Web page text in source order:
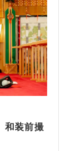
和装前撮